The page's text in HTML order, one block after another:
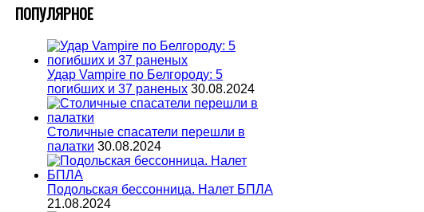
ПОПУЛЯРНОЕ
Удар Vampire по Белгороду: 5
погибших и 37 раненых 30.08.2024
Столичные спасатели перешли в
палатки 30.08.2024
Подольская бессонница. Налет БПЛА
21.08.2024